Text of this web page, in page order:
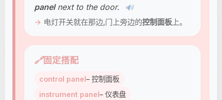
panelnext to the door. 🔊
电灯开关就在那边,门上旁边的控制面板 上。
🔗固定搭配
control panel– 控制面板
instrument panel– 仪表盘